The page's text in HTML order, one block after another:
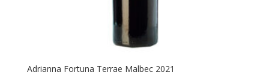
Adrianna Fortuna Terrae Malbec 2021